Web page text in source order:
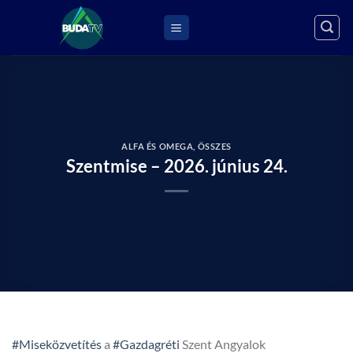
ALFA ÉS OMEGA ÖSSZES
Szentmise – 2026. június 24.
#Miseközvetítésa #Gazdagréti Szent Angyalok